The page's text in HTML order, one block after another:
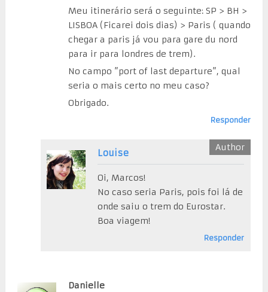
Meu itinerário será o seguinte: SP > BH >
LISBOA (Ficarei dois dias) > Paris ( quando
chegar a paris já vou para gare du nord
para ir para londres de trem).
No campo ”port of last departure”, qual
seria o mais certo no meu caso?
Obrigado.
Responder
Louise
Oi, Marcos!
No caso seria Paris, pois foi lá de
onde saiu o trem do Eurostar.
Boa viagem!
Responder
Danielle